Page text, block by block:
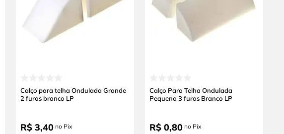
Calço para telha Ondulada Grande
2 furos branco LP
R$ 3,40 no Pix
Calço Para Telha Ondulada
Pequeno 3 furos Branco LP
R$ 0,80 no Pix